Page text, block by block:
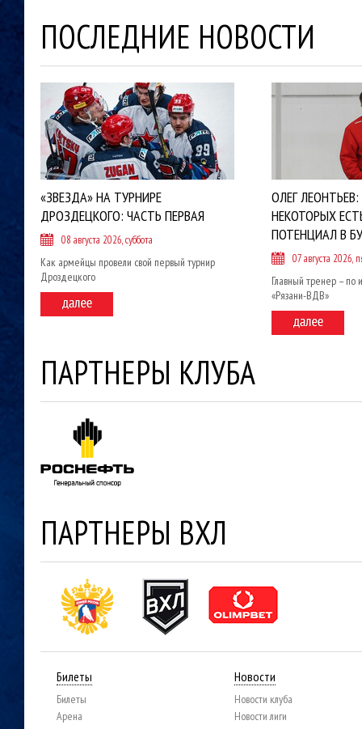
ПОСЛЕДНИЕ НОВОСТИ
«ЗВЕЗДА» НА ТУРНИРЕ
ДРОЗДЕЦКОГО: ЧАСТЬ ПЕРВАЯ
08 августа 2026, суббота
Как армейцы провели свой первый турнир
Дроздецкого
ОЛЕГ
НЕКОТОРЫХ
ПОТЕНЦИАЛ В
07 августа 2026,
Главный тренер – по
«Рязани-ВДВ»
ПАРТНЕРЫ КЛУБА
ПАРТНЕРЫ ВХЛ
Билеты
Билеты
Арена
Новости
Новости клуба
Новости лиги